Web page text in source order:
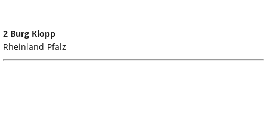
2 Burg Klopp
Rheinland-Pfalz